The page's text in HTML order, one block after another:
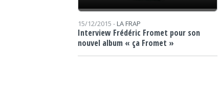
15/12/2015 - LA FRAP
Interview Frédéric Fromet pour son
nouvel album « ça Fromet »